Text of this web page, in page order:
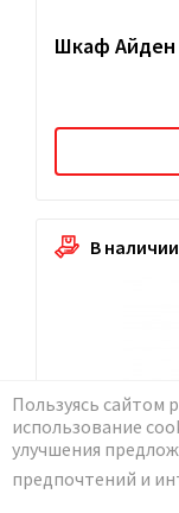
Шкаф Айден
В наличии
Пользуясь сайтом
использование
улучшения
предпочтений и